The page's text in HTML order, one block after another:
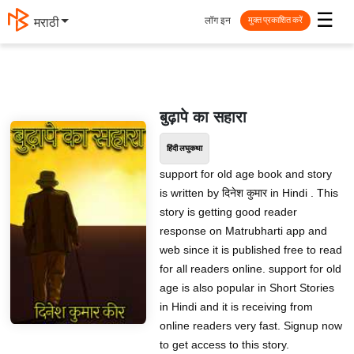
मराठी ☰
लॉग इन मुक्त प्रकाशित करें
बुढ़ापे का सहारा
हिंदी लघुकथा
support for old age book and story
is written by दिनेश कुमार in Hindi . This
story is getting good reader
response on Matrubharti app and
web since it is published free to read
for all readers online. support for old
age is also popular in Short Stories
in Hindi and it is receiving from
online readers very fast. Signup now
to get access to this story.